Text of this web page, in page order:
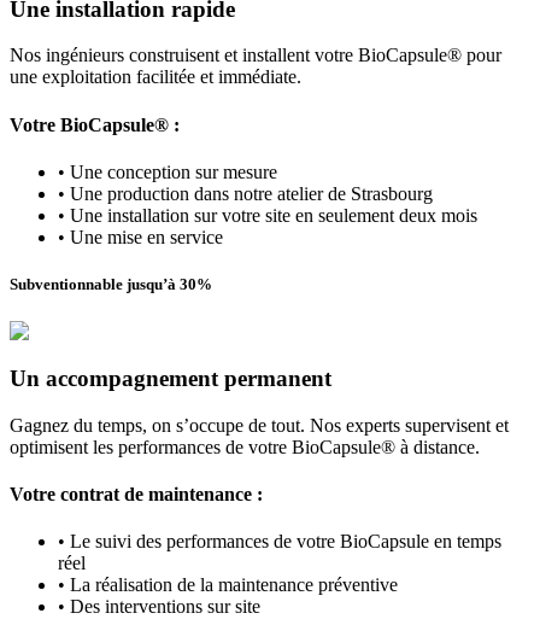
Une installation rapide
Nos ingénieurs construisent et installent votre BioCapsule® pour
une exploitation facilitée et immédiate.
Votre BioCapsule​® :
• Une conception sur mesure​
• Une production dans notre atelier de Strasbourg​
• Une installation sur votre site en seulement deux mois​
• Une mise en service​
Subventionnable jusqu’à 30%​
Un accompagnement permanent
Gagnez du temps, on s’occupe de tout. Nos experts supervisent et
optimisent les performances de votre BioCapsule® à distance.
Votre contrat de maintenance​ :
• Le suivi des performances de votre BioCapsule en temps
réel ​
• La réalisation de la maintenance préventive​
• Des interventions sur site